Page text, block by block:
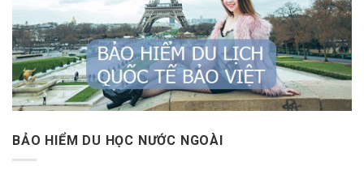
BẢO HIỂM DU HỌC NƯỚC NGOÀI